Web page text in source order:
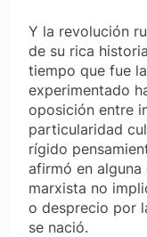
Y la revolución
de su rica
tiempo que fue
experimentado
oposición entre
particularidad
rígido
afirmó en
marxista no
o desprecio por
se nació.